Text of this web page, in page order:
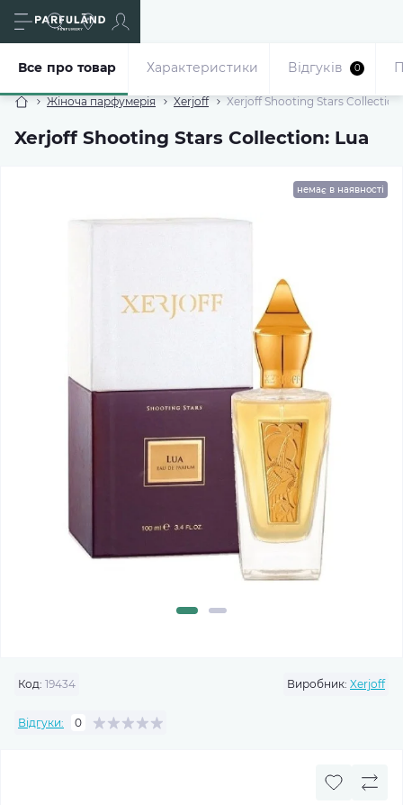
Жіноча парфумерія Xerjoff Xerjoff Shooting Stars
Xerjoff Shooting Stars Collection: Lua
Все про товар Характеристики Відгуків 0
немає в наявності
Код: 19434 Виробник: Xerjoff
Відгуки: 0